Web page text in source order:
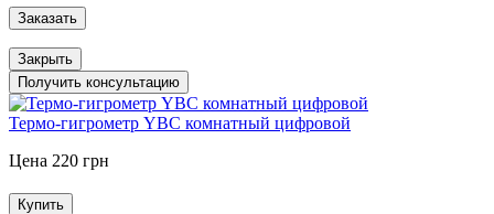
Заказать
Закрыть
Получить консультацию
Термо-гигрометр YBC комнатный цифровой
Цена 220 грн
Купить